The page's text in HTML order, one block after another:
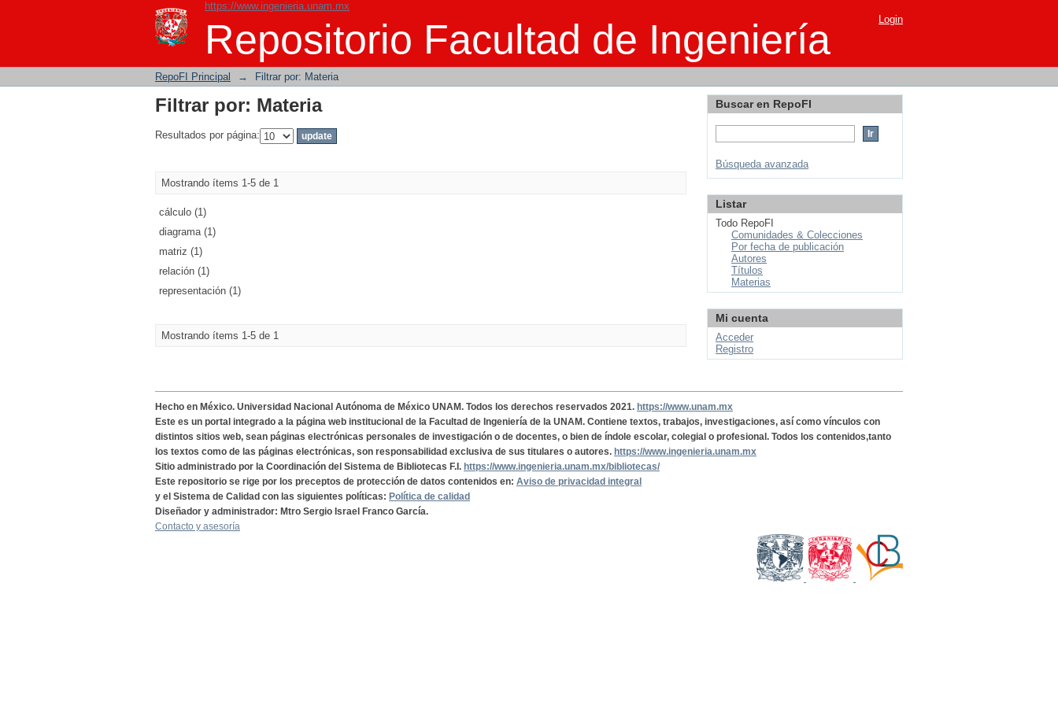
https://www.ingenieria.unam.mx
Repositorio Facultad de Ingeniería
Filtrar por: Materia Login
RepoFI Principal → Filtrar por: Materia
Filtrar por: Materia
Resultados por página:
Mostrando ítems 1-5 de 1
cálculo (1)
diagrama (1)
matriz (1)
relación (1)
representación (1)
Mostrando ítems 1-5 de 1
Buscar en RepoFI
Búsqueda avanzada
Listar
Todo RepoFI
Comunidades & Colecciones
Por fecha de publicación
Autores
Títulos
Materias
Mi cuenta
Acceder
Registro
Hecho en México. Universidad Nacional Autónoma de México UNAM. Todos los derechos reservados 2021. https://www.unam.mx
Este es un portal integrado a la página web institucional de la Facultad de Ingeniería de la UNAM. Contiene textos, trabajos, investigaciones, así como vínculos con
distintos sitios web, sean páginas electrónicas personales de investigación o de docentes, o bien de índole escolar, colegial o profesional. Todos los contenidos,tanto
los textos como de las páginas electrónicas, son responsabilidad exclusiva de sus titulares o autores. https://www.ingenieria.unam.mx
Sitio administrado por la Coordinación del Sistema de Bibliotecas F.I. https://www.ingenieria.unam.mx/bibliotecas/
Este repositorio se rige por los preceptos de protección de datos contenidos en: Aviso de privacidad integral
y el Sistema de Calidad con las siguientes políticas: Política de calidad
Diseñador y administrador: Mtro Sergio Israel Franco García.
Contacto y asesoría